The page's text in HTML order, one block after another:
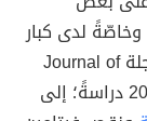
لدى كبار
السنّ؛ حيث أظهرت مراجعةٌ نُشرَت في مجلة Journal of
Affective Disorders عام 2016، وشملت 20 دراسةً؛ إلى